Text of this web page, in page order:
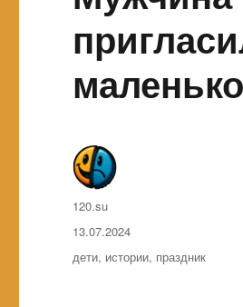
Автор
120.su
Опубликовано
13.07.2024
Метки
дети, истории, праздник